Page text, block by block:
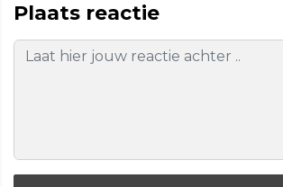
Plaats reactie